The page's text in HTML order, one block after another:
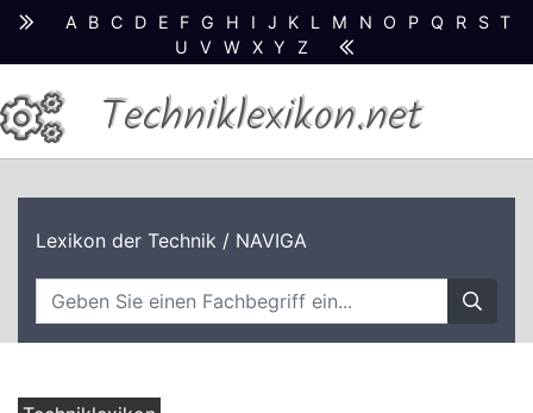
A B C D E F G H I J K L M N O P Q R S T
U
V W X Y Z
Techniklexikon.net
Lexikon der Technik / NAVIGA